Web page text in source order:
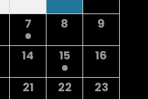
7 8
9
14 15
16
21 22
23